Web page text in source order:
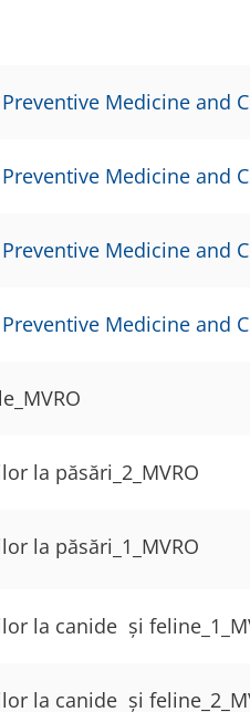
Medicine and
Medicine and
Medicine and
Medicine and
la păsări_2_MVRO
la păsări_1_MVRO
la canide și
la canide și